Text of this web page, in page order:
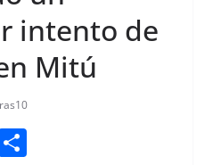
intento de
Mitú
S